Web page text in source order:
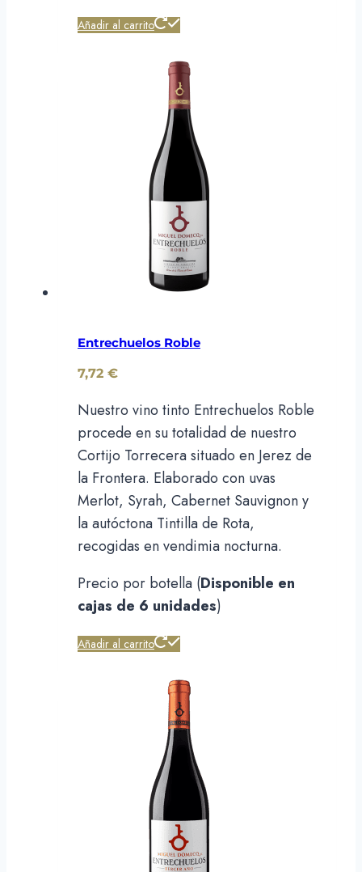
Añadir al carrito
Entrechuelos Roble
7,72 €
Nuestro vino tinto Entrechuelos Roble
procede en su totalidad de nuestro
Cortijo Torrecera situado en Jerez de
la Frontera. Elaborado con uvas
Merlot, Syrah, Cabernet Sauvignon y
la autóctona Tintilla de Rota,
recogidas en vendimia nocturna.
Precio por botella (Disponible en
cajas de 6 unidades)
Añadir al carrito